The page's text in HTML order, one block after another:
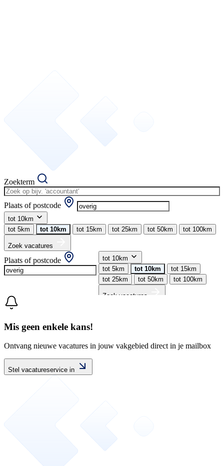
Zoekterm
Plaats of postcode
tot 10km
tot 5km
tot 10km tot 15km tot 25km tot 50km tot 100km
Zoek vacatures
Plaats of postcode
tot 10km
tot 5km
tot 10km
tot 15km
tot 25km
tot 50km tot 100km
Zoek vacatures
Mis geen enkele kans!
Ontvang nieuwe vacatures in jouw vakgebied direct in je mailbox
Stel vacatureservice in